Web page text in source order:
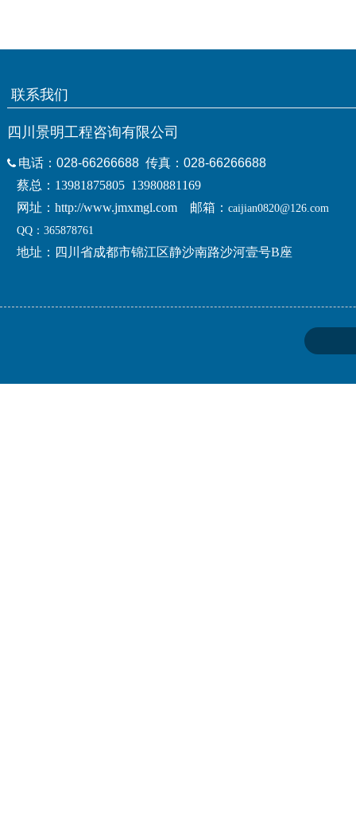
联系我们
四川景明工程咨询有限公司
电话： 028-66266688 传真： 028-66266688
蔡总：13981875805 13980881169
网址： http://www.jmxmgl.com 邮箱： caijian0820@126.com
QQ：365878761
地址：四川省成都市锦江区静沙南路沙河壹号B座